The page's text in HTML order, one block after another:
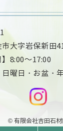
市大字岩保新田
】8:00～17:00
日曜日・お盆・
© 有限会社吉田石